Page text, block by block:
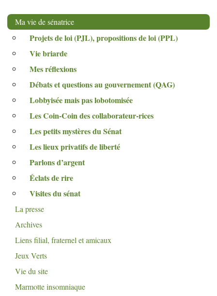
Ma vie de sénatrice
Projets de loi (PJL), propositions de loi (PPL)
Vie briarde
Mes réflexions
Débats et questions au gouvernement (QAG)
Lobbyisée mais pas lobotomisée
Les Coin-Coin des collaborateur-rices
Les petits mystères du Sénat
Les lieux privatifs de liberté
Parlons d’argent
Éclats de rire
Visites du sénat
La presse
Archives
Liens filial, fraternel et amicaux
Jeux Verts
Vie du site
Marmotte insomniaque